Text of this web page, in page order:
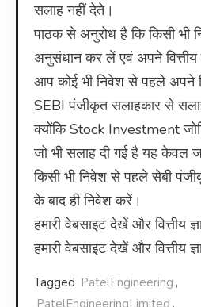
सलाह नहीं देते।
पाठक से अनुरोध है कि किसी
अनुसंधान कर लें एवं अपने
आप कोई भी निवेश से पहले अपने
SEBI पंजीकृत सलाहकार से
क्योंकि Stock Investment
जो भी सलाह दी गई है यह केवल
किसी भी निवेश से पहले सेबी
के बाद ही निवेश करें।
हमारी वेबसाइट देखें और वित्तीय
हमारी वेबसाइट देखें और वित्तीय
Tagged PatelEngineering ,